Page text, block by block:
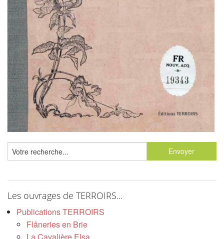
Les ouvrages de TERROIRS...
Publications TERROIRS
Flâneries en Brie